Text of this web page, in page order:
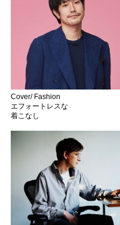
Cover/ Fashion
エフォートレスな
着こなし